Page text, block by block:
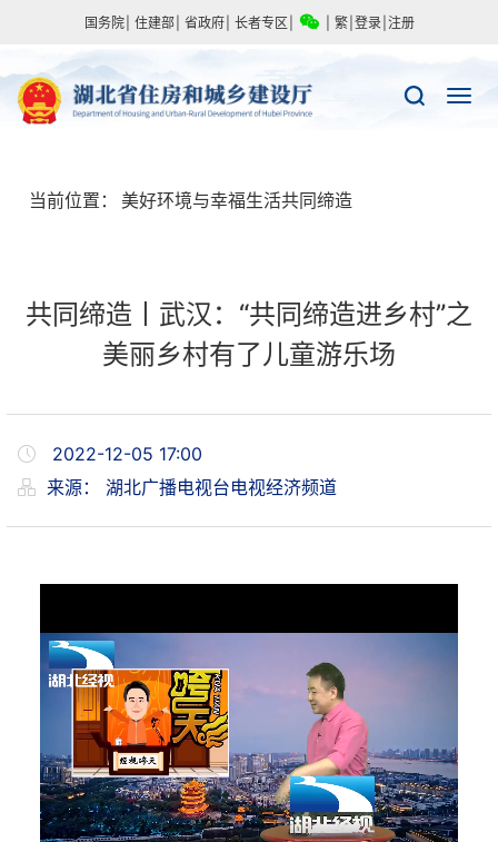
国务院 住建部 省政府 长者专区 繁 登录 注册
当前位置： 美好环境与幸福生活共同缔造
共同缔造丨武汉：“共同缔造进乡村”之
美丽乡村有了儿童游乐场
2022-12-05 17:00
来源： 湖北广播电视台电视经济频道